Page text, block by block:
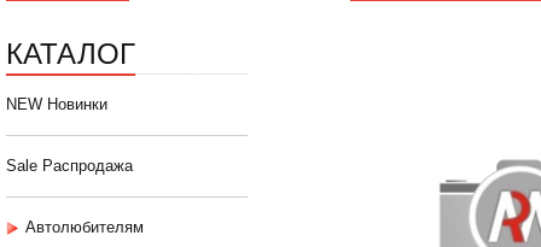
КАТАЛОГ
NEW Новинки
Sale Распродажа
Автолюбителям